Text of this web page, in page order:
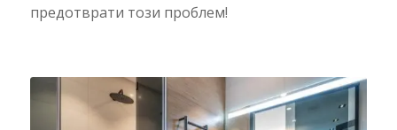
предотврати този проблем!